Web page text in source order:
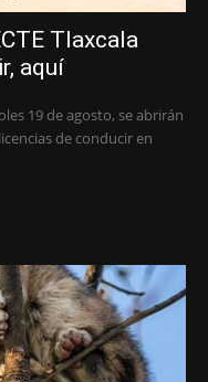
Tlaxcala
aquí
19 de agosto, se abrirán
de conducir en